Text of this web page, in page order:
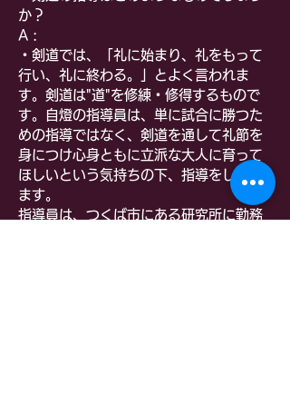
か？
A :
・剣道では、「礼に始まり、礼をもって
行い、礼に終わる。」とよく言われま
す。剣道は"道"を修練・修得するもので
す。自燈の指導員は、単に試合に勝つた
めの指導ではなく、剣道を通して礼節を
身につけ心身ともに立派な大人に育って
ほしいという気持ちの下、指導をしてい
ます。
指導員は、つくば市にある研究所に勤務